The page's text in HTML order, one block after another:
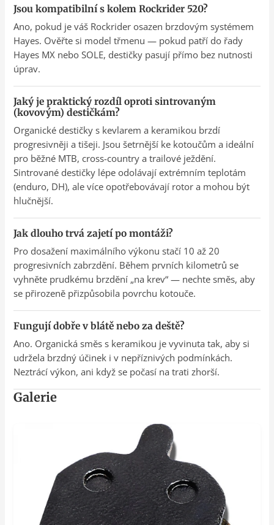
Jsou kompatibilní s kolem Rockrider 520?
Ano, pokud je váš Rockrider osazen brzdovým systémem
Hayes. Ověřte si model třmenu — pokud patří do řady
Hayes MX nebo SOLE, destičky pasují přímo bez nutnosti
úprav.
Jaký je praktický rozdíl oproti sintrovaným
(kovovým) destičkám?
Organické destičky s kevlarem a keramikou brzdí
progresivněji a tišeji. Jsou šetrnější ke kotoučům a ideální
pro běžné MTB, cross-country a trailové ježdění.
Sintrované destičky lépe odolávají extrémním teplotám
(enduro, DH), ale více opotřebovávají rotor a mohou být
hlučnější.
Jak dlouho trvá zajetí po montáži?
Pro dosažení maximálního výkonu stačí 10 až 20
progresivních zabrzdění. Během prvních kilometrů se
vyhněte prudkému brzdění „na krev“ — nechte směs, aby
se přirozeně přizpůsobila povrchu kotouče.
Fungují dobře v blátě nebo za deště?
Ano. Organická směs s keramikou je vyvinuta tak, aby si
udržela brzdný účinek i v nepříznivých podmínkách.
Neztrácí výkon, ani když se počasí na trati zhorší.
Galerie